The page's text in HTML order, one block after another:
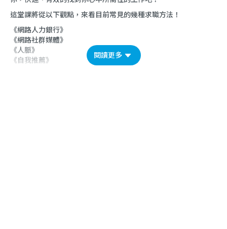
這堂課將從以下觀點，來看目前常見的幾種求職方法！
《網路人力銀行》
《網路社群媒體》
《人脈》
《自我推薦》
閱讀更多